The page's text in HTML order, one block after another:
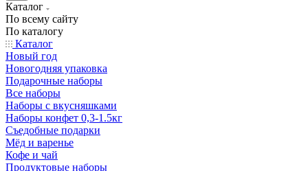
Каталог
По всему сайту
По каталогу
Каталог
Новый год
Новогодняя упаковка
Подарочные наборы
Все наборы
Наборы с вкусняшками
Наборы конфет 0,3-1.5кг
Съедобные подарки
Мёд и варенье
Кофе и чай
Продуктовые наборы